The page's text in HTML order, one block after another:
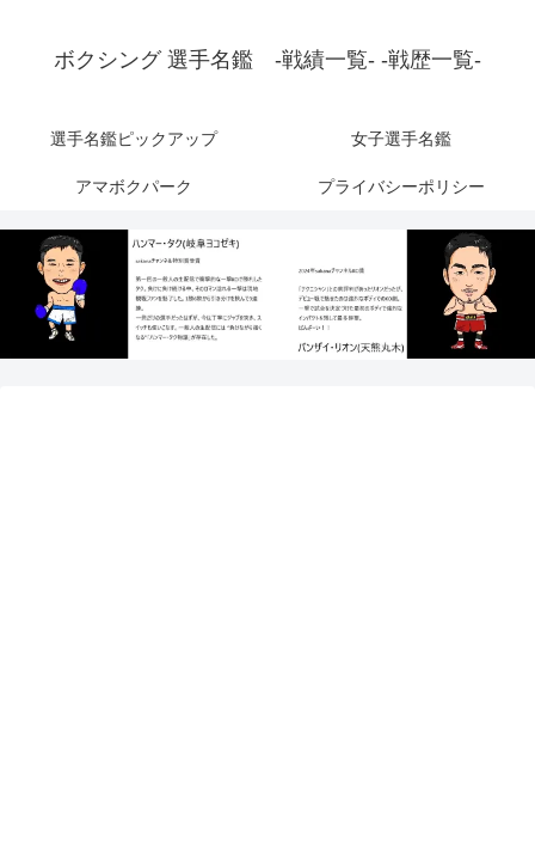
ボクシング 選手名鑑 -戦績一覧- -戦歴一覧-
選手名鑑ピックアップ 女子選手名鑑
アマボクパーク プライバシーポリシー